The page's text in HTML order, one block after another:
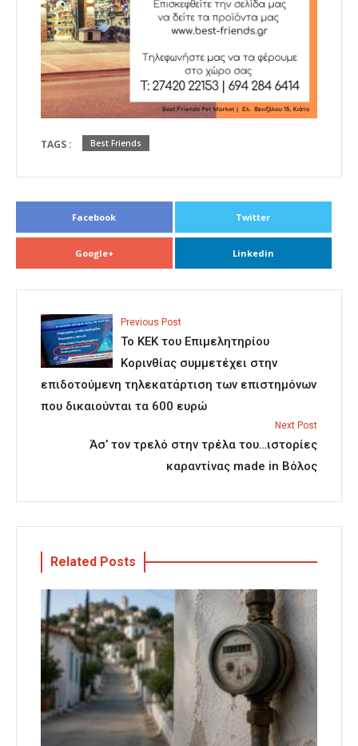
TAGS : Best Friends
Facebook Twitter
Google+ Linkedin
Previous Post
Το ΚΕΚ του Επιμελητηρίου
Κορινθίας συμμετέχει στην
επιδοτούμενη τηλεκατάρτιση των επιστημόνων
που δικαιούνται τα 600 ευρώ
Next Post
Άσ’ τον τρελό στην τρέλα του…ιστορίες
καραντίνας made in Βόλος
Related Posts